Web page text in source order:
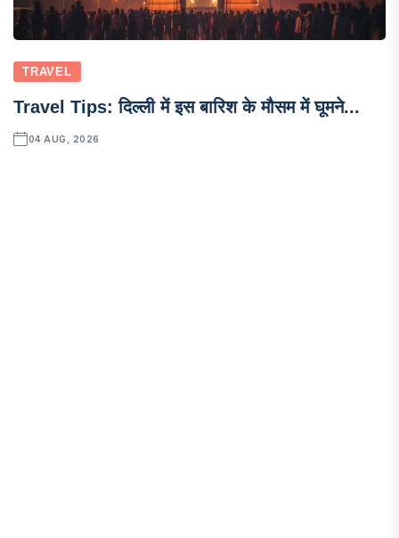
TRAVEL
Travel Tips: दिल्ली में इस बारिश के मौसम में घूमने...
04 AUG, 2026